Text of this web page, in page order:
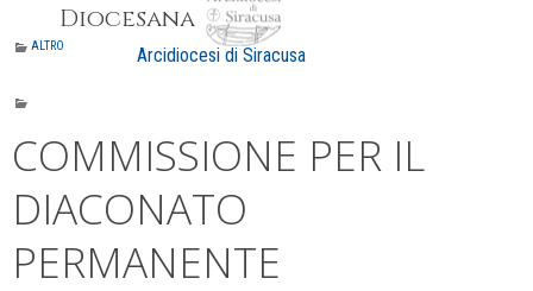
Diocesana
Arcidiocesi di Siracusa
ALTRO
COMMISSIONE PER IL
DIACONATO
PERMANENTE